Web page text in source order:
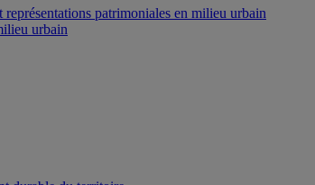
patrimoniales en milieu urbain
urbain